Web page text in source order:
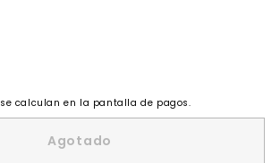
se calculan en la pantalla de pagos.
Agotado